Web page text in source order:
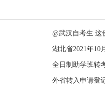
@武汉自考生 这
湖北省2021年10
全日制助学班转
外省转入申请登